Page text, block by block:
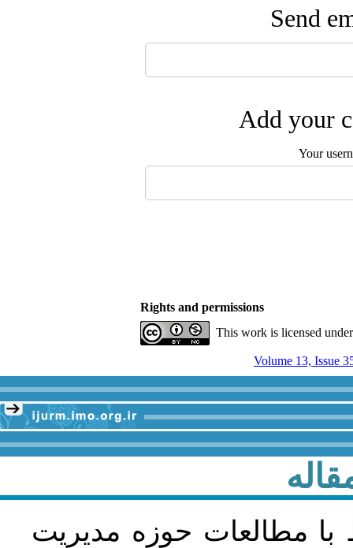
Send
Add your
Your
Rights and permissions
This work is licensed
Volume 13, Issue
با مطالعات حوزه مديريت